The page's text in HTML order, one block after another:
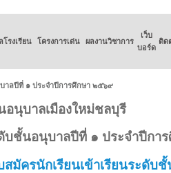
รงเรียน โครงการเด่น ผลงานวิชาการ
เว็บ
บอร์ด
ติด
บาลปีที่ ๑ ประจำปีการศึกษา ๒๕๖๙
อนุบาลเมืองใหม่ชลบุรี
ดับชั้นอนุบาลปีที่ ๑ ประจำปีกา
สมัครนักเรียนเข้าเรียนระดั